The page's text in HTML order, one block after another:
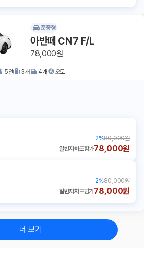
준중형
아반떼 CN7 F/L
78,000원
5인 3개 4개 오토
2%80,000원
일반자차포함가78,000원
2%80,000원
일반자차포함가78,000원
더 보기